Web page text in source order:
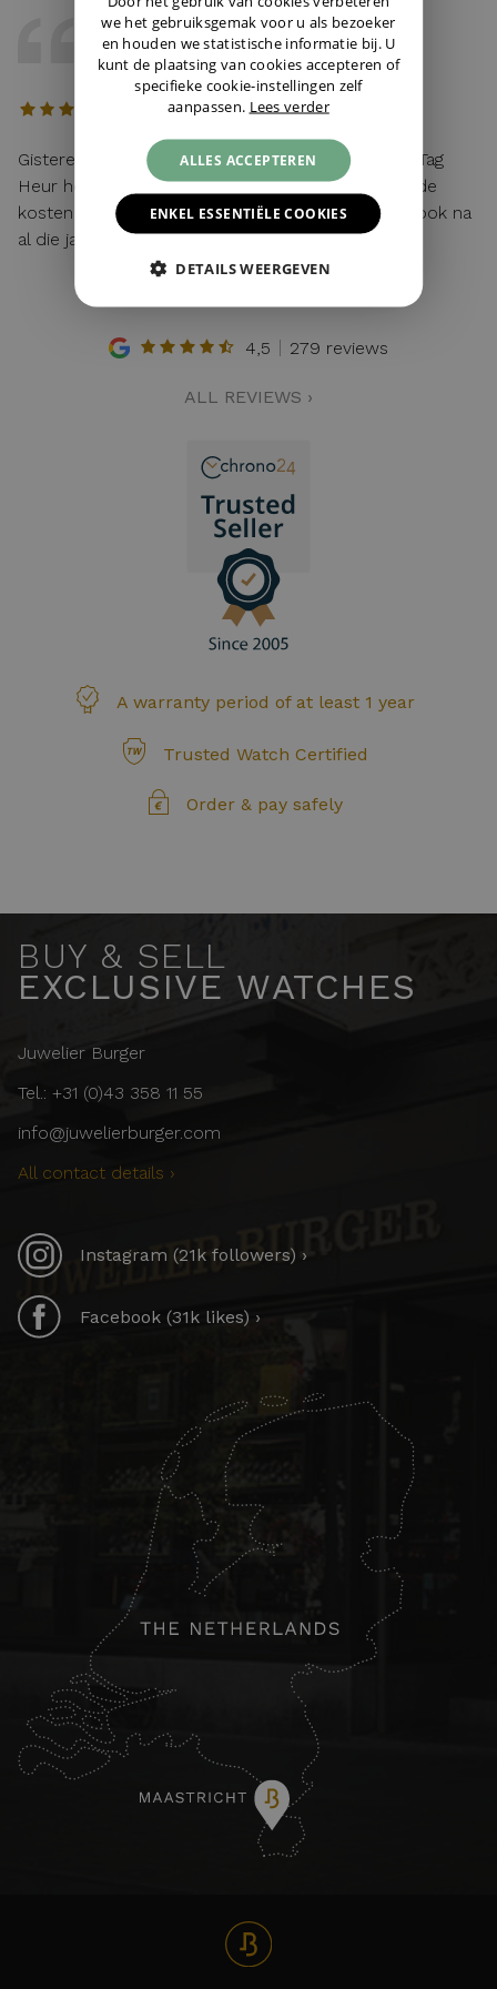
DAVE
12 / 04 / 2026, Maastricht, Nederland
Gisteren mijn lege batterij van mijn hier gekochte Tag
Heur horloge laten vervangen. Toen ik vroeg wat de
kosten waren: "service van de zaak!". Top service ook na
al die jaren!
4,5 279 reviews
ALL REVIEWS ›
A warranty period of at least 1 year
Trusted Watch Certified
Order & pay safely
BUY & SELL
EXCLUSIVE WATCHES
Juwelier Burger
Tel.: +31 (0)43 358 11 55
info@juwelierburger.com
All contact details ›
Instagram (21k followers) ›
Facebook (31k likes) ›
we het gebruiksgemak voor u als bezoeker
en houden we statistische informatie bij. U
kunt de plaatsing van cookies accepteren of
specifieke cookie-instellingen zelf
aanpassen. Lees verder
ALLES ACCEPTEREN
ENKEL ESSENTIËLE COOKIES
DETAILS WEERGEVEN